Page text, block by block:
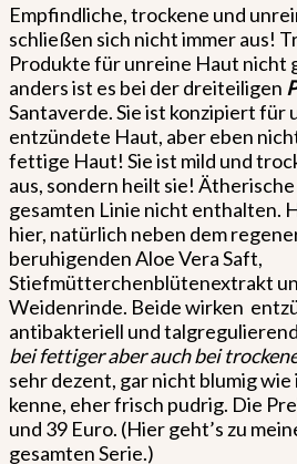
Empfindliche, trockene und
schließen sich nicht immer aus!
Produkte für unreine Haut nicht
anders ist es bei der dreiteiligen
Santaverde. Sie ist konzipiert für
entzündete Haut, aber eben
fettige Haut! Sie ist mild und
aus, sondern heilt sie!
gesamten Linie nicht enthalten.
hier, natürlich neben dem
beruhigenden Aloe Vera Saft,
Stiefmütterchenblütenextrakt
Weidenrinde. Beide wirken
antibakteriell und
bei fettiger aber auch bei
sehr dezent, gar nicht blumig wie
kenne, eher frisch pudrig. Die
und 39 Euro. (Hier geht’s zu
gesamten Serie.)